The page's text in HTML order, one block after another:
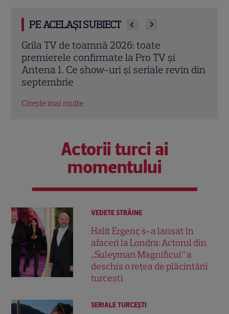
PE ACELAȘI SUBIECT
Trei cupluri revin la „Insula Iubirii –
Reuniuni”. Ce se întâmplă când se
întâlnesc din nou cu Radu Vâlcan
Actorii turci ai
momentului
VEDETE STRĂINE
Halit Ergenç s-a lansat în
afaceri la Londra: Actorul din
„Suleyman Magnificul” a
deschis o rețea de plăcintării
turcești
SERIALE TURCEŞTI